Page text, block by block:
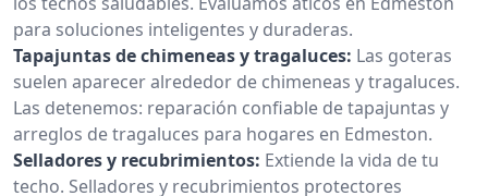
para soluciones inteligentes y duraderas.
Tapajuntas de chimeneas y tragaluces: Las goteras
suelen aparecer alrededor de chimeneas y tragaluces.
Las detenemos: reparación confiable de tapajuntas y
arreglos de tragaluces para hogares en Edmeston.
Selladores y recubrimientos: Extiende la vida de tu
techo. Selladores y recubrimientos protectores